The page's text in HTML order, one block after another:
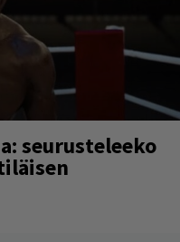
seurusteleeko